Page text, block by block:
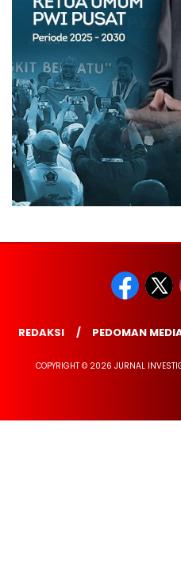
REDAKSI PEDOMAN
COPYRIGHT © 2026 JURNAL